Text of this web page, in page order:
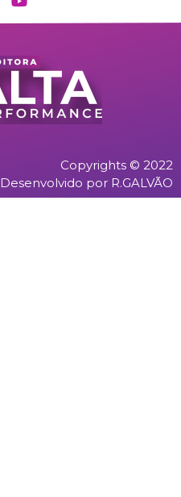
Copyrights © 2022
Desenvolvido por R.GALVÃO